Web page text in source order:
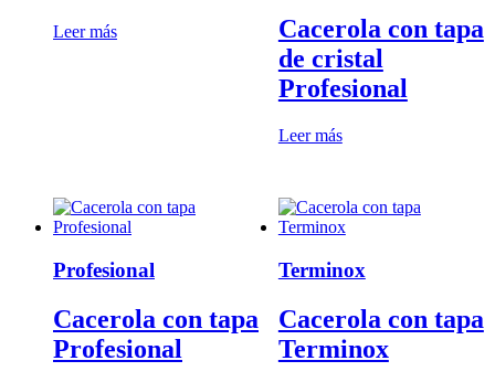
Leer más
Cacerola con tapa
de cristal
Profesional
Leer más
Profesional
Cacerola con tapa
Profesional
Terminox
Cacerola con tapa
Terminox